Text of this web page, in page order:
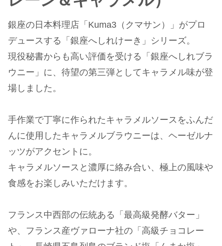
銀座の日本料理店「Kuma3（クマサン）」がプロ
デュースする「銀座へしれけーき」シリーズ。
現役秘書からも高い評価を受ける「銀座へしれブラ
ウニー」に、待望の第三弾としてキャラメル味が登
場しました。
手作業で丁寧に作られたキャラメルソースをふんだ
んに使用したキャラメルブラウニーは、ヘーゼルナ
ッツがアクセントに。
キャラメルソースと濃厚に絡み合い、極上の風味や
食感をお楽しみいただけます。
フランス中西部の伝統ある「最高級発酵バター」
や、フランス産ヴァローナ社の「高級チョコレー